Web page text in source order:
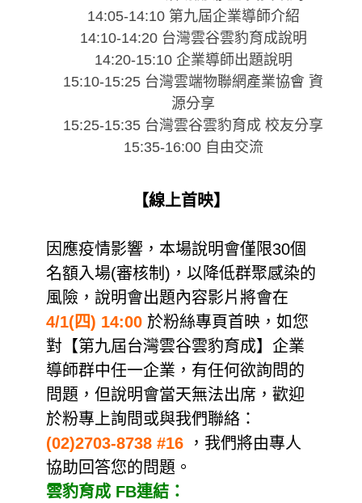
14:05-14:10 第九屆企業導師介紹
14:10-14:20 台灣雲谷雲豹育成說明
14:20-15:10 企業導師出題說明
15:10-15:25 台灣雲端物聯網產業協會 資
源分享
15:25-15:35 台灣雲谷雲豹育成 校友分享
15:35-16:00 自由交流
【線上首映】
因應疫情影響，本場說明會僅限30個
名額入場(審核制)，以降低群聚感染的
風險，說明會出題內容影片將會在
4/1(四) 14:00 於粉絲專頁首映，如您
對【第九屆台灣雲谷雲豹育成】企業
導師群中任一企業，有任何欲詢問的
問題，但說明會當天無法出席，歡迎
於粉專上詢問或與我們聯絡：
(02)2703-8738 #16 ，我們將由專人
協助回答您的問題。
雲豹育成 FB連結：